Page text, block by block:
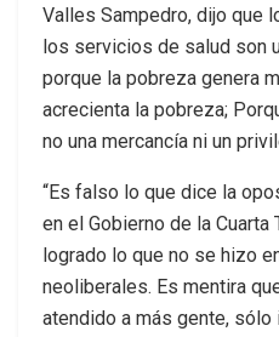
Valles Sampedro, dijo que
los servicios de salud son
porque la pobreza genera
acrecienta la pobreza;
no una mercancía ni un
“Es falso lo que dice la
en el Gobierno de la
logrado lo que no se hizo
neoliberales. Es mentira
atendido a más gente, sólo